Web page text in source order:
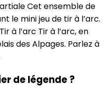
Cet ensemble de
le mini jeu de tir à l’arc.
à l’arc Tir à l’arc, en
des Alpages. Parlez à
de légende ?